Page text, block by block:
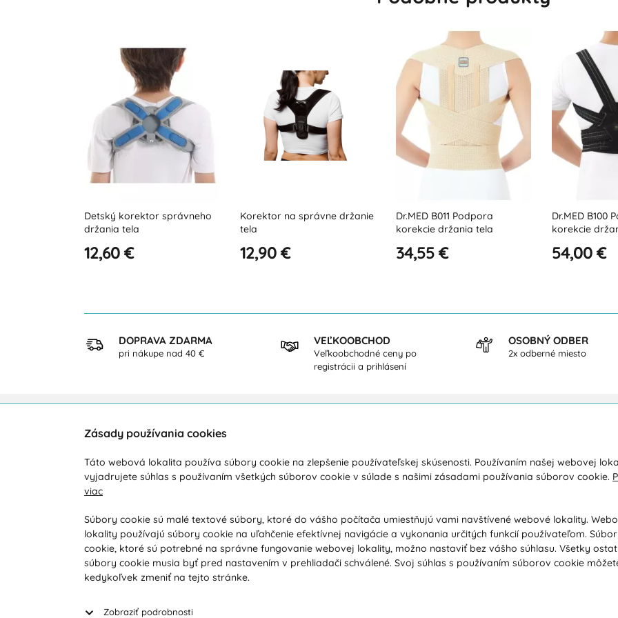
Korektor na správne držanie
tela
12,90 €
Dr.MED B011 Podpora
korekcie držania tela
34,55 €
Dr.MED B100 Podpora
korekcie držania tela
54,00 €
Unisex
chrbát a
79,99 €
DOPRAVA ZDARMA
pri nákupe nad 40 €
VEĽKOOBCHOD
Veľkoobchodné ceny po
registrácii a prihlásení
OSOBNÝ ODBER
2x odberné miesto
Zákaznícka podpora
Počas pracovných dní od 8:00 do 16:00
+421 919 071 612
info@vohy.sk
Doprava a platba
Obchodné podmienky
Reklamácia / Vrátenie tovaru
Reklamačný poriadok / Vrátenie tovaru
Kontakty
Ochrana osobných údajov
Poradňa / Blog
Veľkoobchodná spolupráca B2B
Zásady používania cookies
Táto webová lokalita používa súbory cookie na zlepšenie používateľskej skúsenosti. Používaním našej webovej
vyjadrujete súhlas s používaním všetkých súborov cookie v súlade s našimi zásadami používania súborov cookie.
viac
Súbory cookie sú malé textové súbory, ktoré do vášho počítača umiestňujú vami navštívené webové lokality.
lokality používajú súbory cookie na uľahčenie efektívnej navigácie a vykonania určitých funkcií používateľom.
cookie, ktoré sú potrebné na správne fungovanie webovej lokality, možno nastaviť bez vášho súhlasu. Všetky
súbory cookie musia byť pred nastavením v prehliadači schválené. Svoj súhlas s používaním súborov cookie
kedykoľvek zmeniť na tejto stránke.
Zobraziť podrobnosti